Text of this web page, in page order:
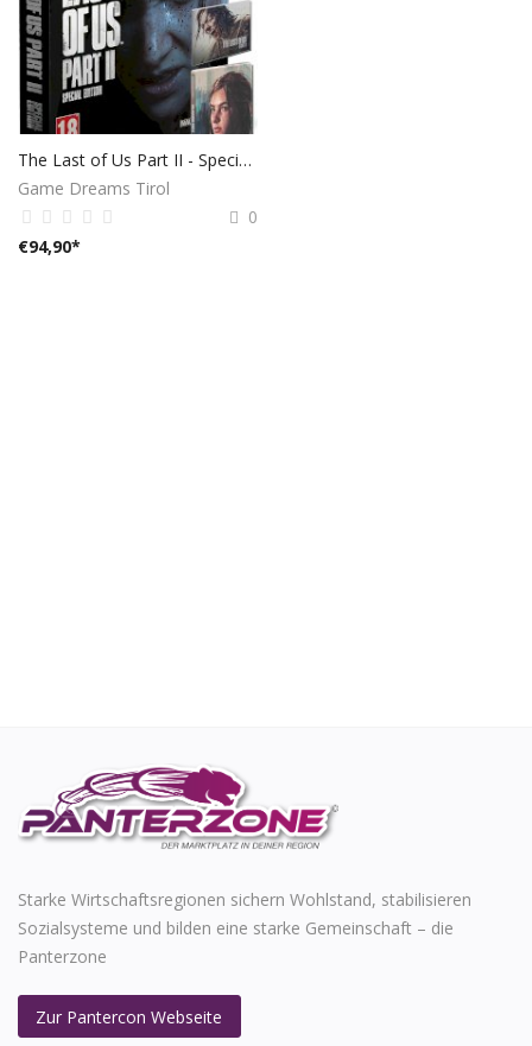
The Last of Us Part II - Special Edition
Game Dreams Tirol
0
€94,90*
Starke Wirtschaftsregionen sichern Wohlstand, stabilisieren
Sozialsysteme und bilden eine starke Gemeinschaft – die
Panterzone
Zur Pantercon Webseite